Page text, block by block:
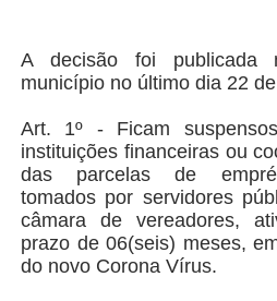
A decisão foi publicada
município no último dia 22
Art. 1º - Ficam
instituições financeiras ou
das parcelas de
tomados por servidores
câmara de vereadores,
prazo de 06(seis) meses,
do novo Corona Vírus.